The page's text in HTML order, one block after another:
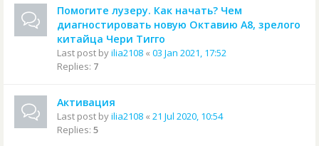
Помогите лузеру. Как начать? Чем
диагностировать новую Октавию А8, зрелого
китайца Чери Тигго
Last post byilia2108 « 03 Jan 2021, 17:52
Replies: 7
Активация
Last post byilia2108 « 21 Jul 2020, 10:54
Replies: 5